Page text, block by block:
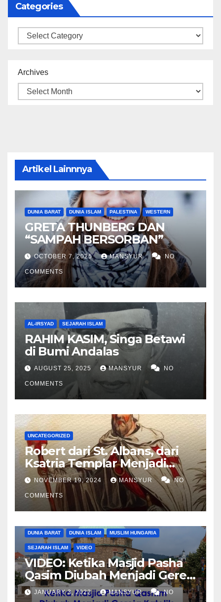
Categories
Categories
Archives
Artikel Lainnnya
DUNIA BARAT DUNIA ISLAM PALESTINA WESTERN
GRETA THUNBERG DAN
“SAMPAH BERSORBAN”
OCTOBER 7, 2025 MANSYUR NO
COMMENTS
AL-IRSYAD SEJARAH ISLAM
RAHIM KASIM, Singa Betawi
di Bumi Andalas
AUGUST 25, 2025 MANSYUR NO
COMMENTS
UNCATEGORIZED
Robert dari St. Albans, dari
Ksatria Templar Menjadi
Komandan Pasukan
Shalahuddin Merebut
Kembali Yerusalem
NOVEMBER 19, 2024 MANSYUR NO
COMMENTS
DUNIA BARAT DUNIA ISLAM MUSLIM HUNGARIA
SEJARAH ISLAM VIDEO
VIDEO: Ketika Masjid Pasha
Qasim Diubah Menjadi Gereja
Katolik di Pecs, Hungaria
JANUARY 3, 2022 MANSYUR NO